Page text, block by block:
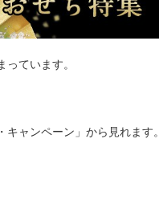
っています。
キャンペーン」から見れます。